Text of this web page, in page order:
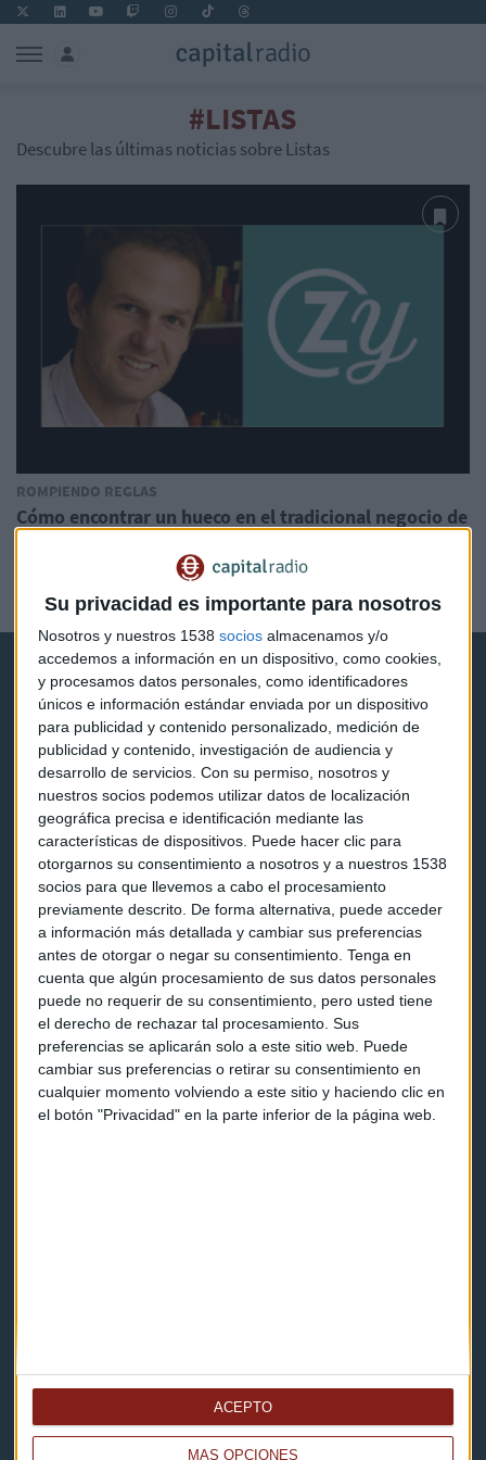
Su privacidad es importante para nosotros
Nosotros y nuestros 1538 socios almacenamos y/o
accedemos a información en un dispositivo, como cookies,
y procesamos datos personales, como identificadores
únicos e información estándar enviada por un dispositivo
para publicidad y contenido personalizado, medición de
publicidad y contenido, investigación de audiencia y
desarrollo de servicios. Con su permiso, nosotros y
nuestros socios podemos utilizar datos de localización
geográfica precisa e identificación mediante las
características de dispositivos. Puede hacer clic para
otorgarnos su consentimiento a nosotros y a nuestros 1538
socios para que llevemos a cabo el procesamiento
previamente descrito. De forma alternativa, puede acceder
a información más detallada y cambiar sus preferencias
antes de otorgar o negar su consentimiento. Tenga en
cuenta que algún procesamiento de sus datos personales
puede no requerir de su consentimiento, pero usted tiene
el derecho de rechazar tal procesamiento. Sus
preferencias se aplicarán solo a este sitio web. Puede
cambiar sus preferencias o retirar su consentimiento en
cualquier momento volviendo a este sitio y haciendo clic en
el botón "Privacidad" en la parte inferior de la página web.
MÁS OPCIONES
ACEPTO
#LISTAS
Descubre las últimas noticias sobre Listas
ROMPIENDO REGLAS
Cómo encontrar un hueco en el tradicional negocio de
Rompiendo Reglas
Capital Radio
Noticias
Eventos
Consultorios
Programas y podcasts
Contacto & Legal
Contacto
Cómo escucharnos